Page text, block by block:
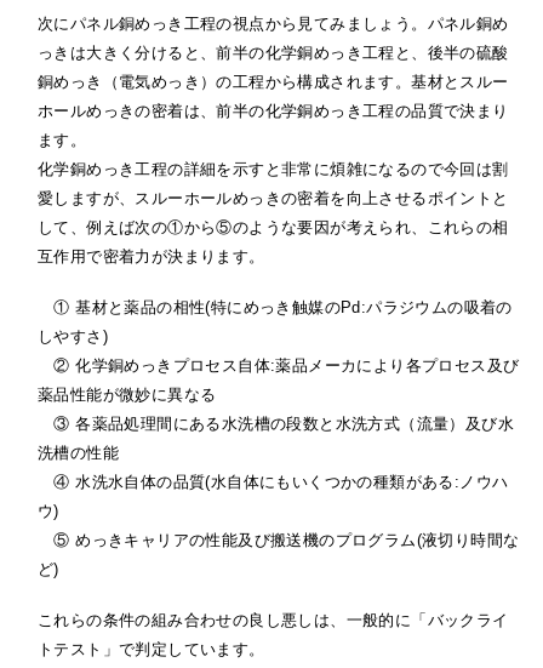
次にパネル銅めっき工程の視点から見てみましょう。パネル銅め
っきは大きく分けると、前半の化学銅めっき工程と、後半の硫酸
銅めっき（電気めっき）の工程から構成されます。基材とスルー
ホールめっきの密着は、前半の化学銅めっき工程の品質で決まり
ます。
化学銅めっき工程の詳細を示すと非常に煩雑になるので今回は割
愛しますが、スルーホールめっきの密着を向上させるポイントと
して、例えば次の①から⑤のような要因が考えられ、これらの相
互作用で密着力が決まります。
① 基材と薬品の相性(特にめっき触媒のPd:パラジウムの吸着の
しやすさ)
② 化学銅めっきプロセス自体:薬品メーカにより各プロセス及び
薬品性能が微妙に異なる
③ 各薬品処理間にある水洗槽の段数と水洗方式（流量）及び水
洗槽の性能
④ 水洗水自体の品質(水自体にもいくつかの種類がある:ノウハ
ウ)
⑤ めっきキャリアの性能及び搬送機のプログラム(液切り時間な
ど)
これらの条件の組み合わせの良し悪しは、一般的に「バックライ
トテスト」で判定しています。